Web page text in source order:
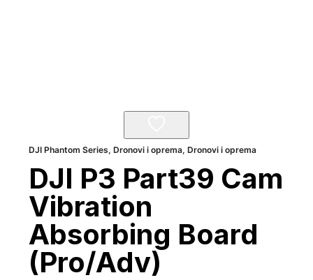
DJI Phantom Series,Dronovi i oprema,Dronovi i oprema
DJI P3 Part39 Cam
Vibration
Absorbing Board
(Pro/Adv)